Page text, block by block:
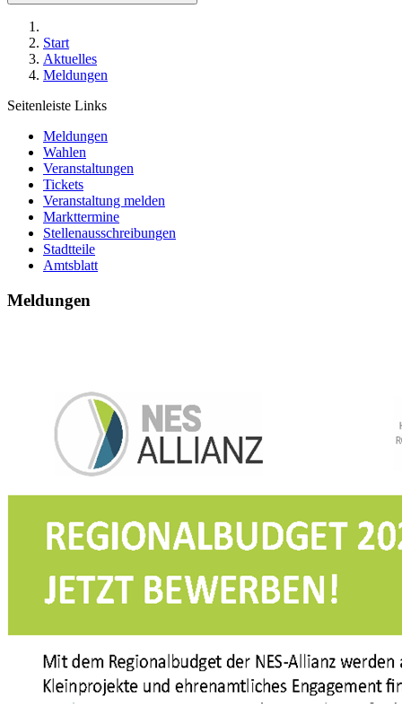
Start
Aktuelles
Meldungen
Seitenleiste Links
Meldungen
Wahlen
Veranstaltungen
Tickets
Veranstaltung melden
Markttermine
Stellenausschreibungen
Stadtteile
Amtsblatt
Meldungen